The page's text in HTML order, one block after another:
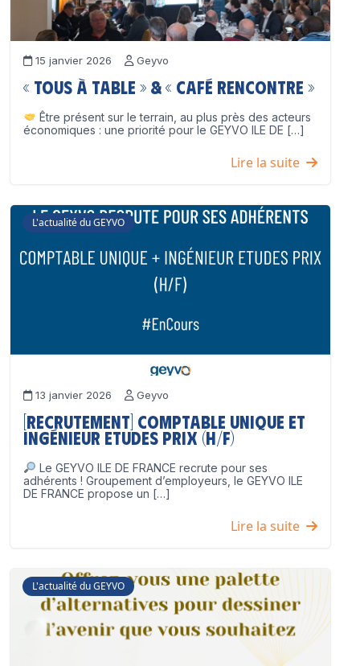
15 janvier 2026 Geyvo
« Tous à table » & « Café Rencontre »
Être présent sur le terrain, au plus près des acteurs
économiques : une priorité pour le GEYVO ILE DE […]
Lire la suite
L'actualité du GEYVO
13 janvier 2026 Geyvo
[Recrutement] Comptable unique et
Ingénieur Etudes Prix (H/F)
Le GEYVO ILE DE FRANCE recrute pour ses
adhérents ! Groupement d’employeurs, le GEYVO ILE
DE FRANCE propose un […]
Lire la suite
L'actualité du GEYVO